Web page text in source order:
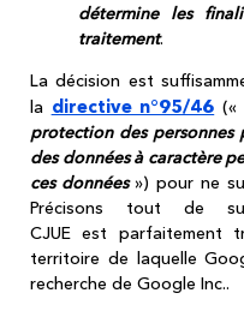
détermine les
traitement.
La décision est
la directive n°95/46 («
protection des personnes
des données à caractère
ces données ») pour ne
Précisons tout de
CJUE est parfaitement
territoire de laquelle
recherche de Google Inc..